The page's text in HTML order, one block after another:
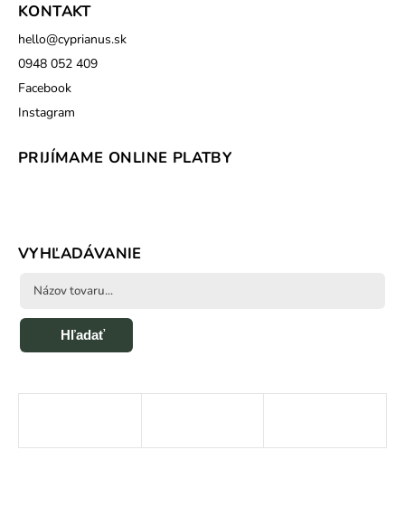
KONTAKT
hello@cyprianus.sk
0948 052 409
Facebook
Instagram
PRIJÍMAME ONLINE PLATBY
VYHĽADÁVANIE
Hľadať